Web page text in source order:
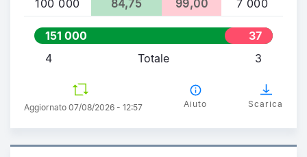
100 000 84,75 99,00 7 000
151 000
37
000
4 Totale 3
Aggiornato 07/08/2026 - 12:57 Aiuto Scarica